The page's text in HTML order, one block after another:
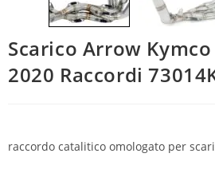
Scarico Arrow
2020 Raccordi
raccordo catalitico omologato per